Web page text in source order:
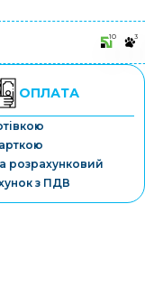
10 3
3-
3-7
3-
3-
3-
ОПЛАТА
розрахунковий
з ПДВ